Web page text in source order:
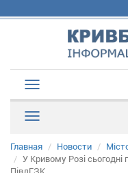
Главная Новости
У Кривому Розі сьогодні